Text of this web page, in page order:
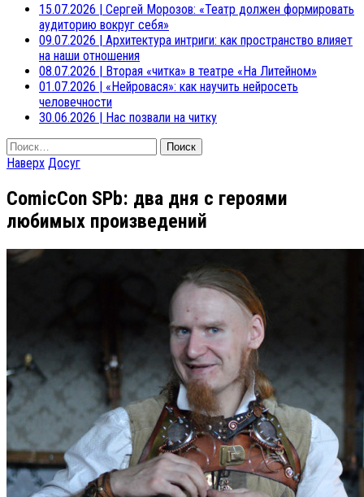
15.07.2026 | Сергей Морозов: «Театр должен формировать
аудиторию вокруг себя»
09.07.2026 | Архитектура интриги: как пространство влияет
на наши отношения
08.07.2026 | Вторая «читка» в театре «На Литейном»
01.07.2026 | «Нейровася»: как научить нейросеть
человечности
30.06.2026 | Нас позвали на читку
Найти:
Наверх Досуг
ComicCon SPb: два дня с героями
любимых произведений